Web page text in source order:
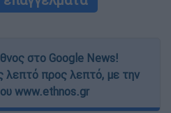
στο Google News!
λεπτό προς λεπτό, με την
www.ethnos.gr